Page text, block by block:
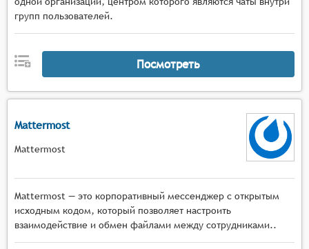
групп пользователей.
Посмотреть
Mattermost
Mattermost
Mattermost — это корпоративный мессенджер с открытым
исходным кодом, который позволяет настроить
взаимодействие и обмен файлами между сотрудниками..